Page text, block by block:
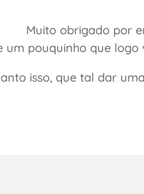
Muito obrigado por
um pouquinho que logo
isso, que tal dar uma